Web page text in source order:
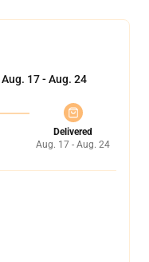
Aug. 17 - Aug. 24
Delivered
Aug. 17 - Aug. 24